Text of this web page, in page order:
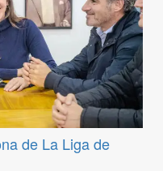
de La Liga de